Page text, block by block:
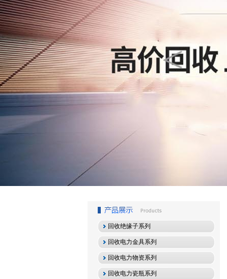
回收绝缘子系列
回收电力金具系列
回收电力物资系列
回收电力瓷瓶系列